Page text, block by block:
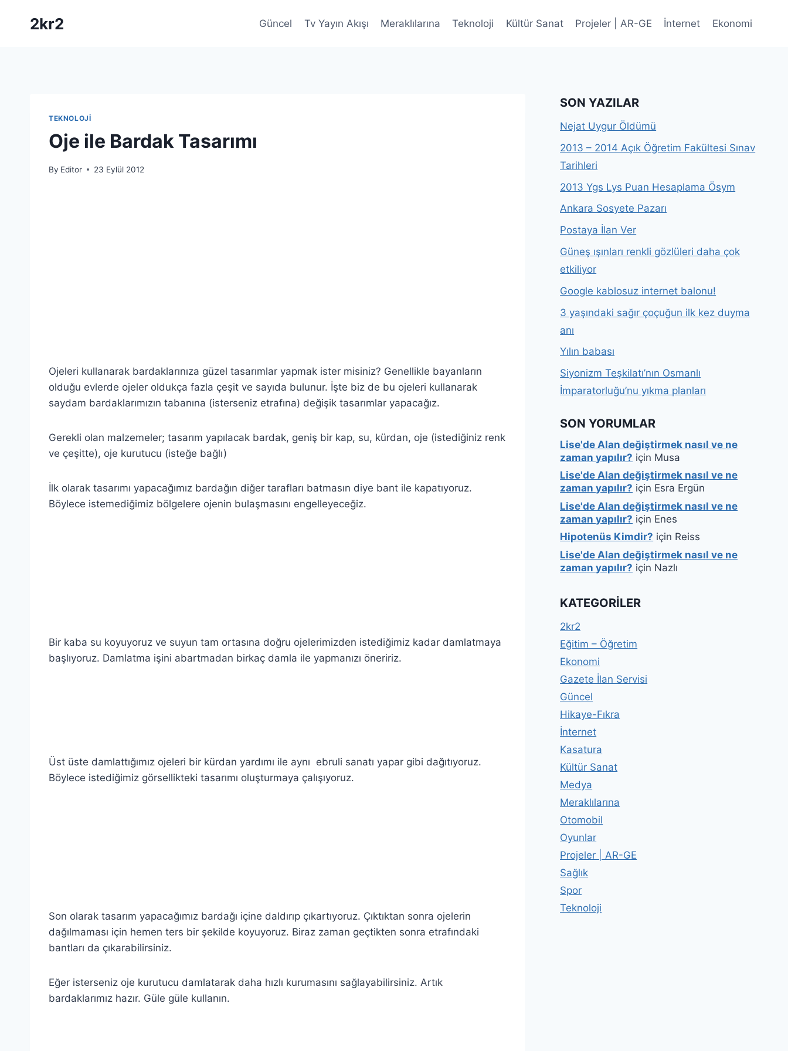
2kr2 Güncel Tv Yayın Akışı Meraklılarına Teknoloji Kültür Sanat Projeler | AR-GE İnternet Ekonomi
TEKNOLOJI
Oje ile Bardak Tasarımı
By Editor 23 Eylül 2012
Ojeleri kullanarak bardaklarınıza güzel tasarımlar yapmak ister misiniz? Genellikle bayanların
olduğu evlerde ojeler oldukça fazla çeşit ve sayıda bulunur. İşte biz de bu ojeleri kullanarak
saydam bardaklarımızın tabanına (isterseniz etrafına) değişik tasarımlar yapacağız.
Gerekli olan malzemeler; tasarım yapılacak bardak, geniş bir kap, su, kürdan, oje (istediğiniz renk
ve çeşitte), oje kurutucu (isteğe bağlı)
İlk olarak tasarımı yapacağımız bardağın diğer tarafları batmasın diye bant ile kapatıyoruz.
Böylece istemediğimiz bölgelere ojenin bulaşmasını engelleyeceğiz.
Bir kaba su koyuyoruz ve suyun tam ortasına doğru ojelerimizden istediğimiz kadar damlatmaya
başlıyoruz. Damlatma işini abartmadan birkaç damla ile yapmanızı öneririz.
Üst üste damlattığımız ojeleri bir kürdan yardımı ile aynı ebruli sanatı yapar gibi dağıtıyoruz.
Böylece istediğimiz görsellikteki tasarımı oluşturmaya çalışıyoruz.
Son olarak tasarım yapacağımız bardağı içine daldırıp çıkartıyoruz. Çıktıktan sonra ojelerin
dağılmaması için hemen ters bir şekilde koyuyoruz. Biraz zaman geçtikten sonra etrafındaki
bantları da çıkarabilirsiniz.
Eğer isterseniz oje kurutucu damlatarak daha hızlı kurumasını sağlayabilirsiniz. Artık
bardaklarımız hazır. Güle güle kullanın.
SON YAZILAR
Nejat Uygur Öldümü
2013 – 2014 Açık Öğretim Fakültesi Sınav
Tarihleri
2013 Ygs Lys Puan Hesaplama Ösym
Ankara Sosyete Pazarı
Postaya İlan Ver
Güneş ışınları renkli gözlüleri daha çok
etkiliyor
Google kablosuz internet balonu!
3 yaşındaki sağır çoçuğun ilk kez duyma
anı
Yılın babası
Siyonizm Teşkilatı’nın Osmanlı
İmparatorluğu’nu yıkma planları
SON YORUMLAR
Lise'de Alan değiştirmek nasıl ve ne
zaman yapılır? için Musa
Lise'de Alan değiştirmek nasıl ve ne
zaman yapılır? için Esra Ergün
Lise'de Alan değiştirmek nasıl ve ne
zaman yapılır? için Enes
Hipotenüs Kimdir? için Reiss
Lise'de Alan değiştirmek nasıl ve ne
zaman yapılır? için Nazlı
KATEGORILER
2kr2
Eğitim – Öğretim
Ekonomi
Gazete İlan Servisi
Güncel
Hikaye-Fıkra
İnternet
Kasatura
Kültür Sanat
Medya
Meraklılarına
Otomobil
Oyunlar
Projeler | AR-GE
Sağlık
Spor
Teknoloji